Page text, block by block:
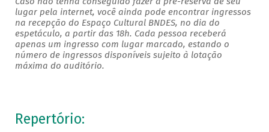
lugar pela internet, você ainda pode encontrar ingressos
na recepção do Espaço Cultural BNDES, no dia do
espetáculo, a partir das 18h. Cada pessoa receberá
apenas um ingresso com lugar marcado, estando o
número de ingressos disponíveis sujeito à lotação
máxima do auditório.
Repertório: